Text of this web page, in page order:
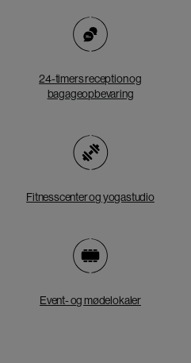
24-timers reception og
bagageopbevaring
Fitnesscenter og yogastudio
Event- og mødelokaler